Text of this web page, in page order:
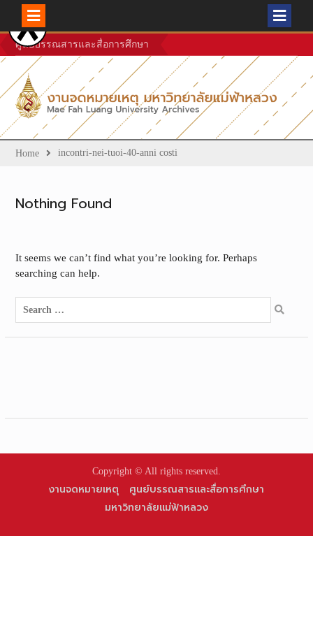
Skip
to
content
ศูนย์บรรณสารและสื่อการศึกษา
Home incontri-nei-tuoi-40-anni costi
Nothing Found
It seems we can’t find what you’re looking for. Perhaps
searching can help.
Search
for:
Copyright © All rights reserved.
งานจดหมายเหตุ
ศูนย์บรรณสารและสื่อการศึกษา
มหาวิทยาลัยแม่ฟ้าหลวง